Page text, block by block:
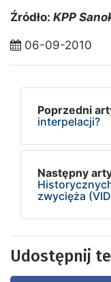
Źródło: KPP
06-09-2010
Poprzedni
interpelacji?
Następny
zwycięża
Udostępnij